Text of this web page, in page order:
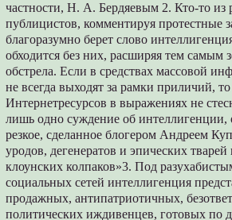
частности, Н. А. Бердяевым 2. Кто-то из
публицистов, комментируя протестные
благоразумно берет слово
обходится без них, расширяя тем самым
обстрела. Если в средствах массовой
не всегда выходят за рамки приличий, то
Интернетресурсов в выражениях не
лишь одно суждение об интеллигенции,
резкое, сделанное блогером Андреем
уродов, дегенератов и эпических
клоунских колпаков»3. Под
социальных сетей интеллигенция
продажных, антипатриотичных,
политических иждивенцев, готовых по